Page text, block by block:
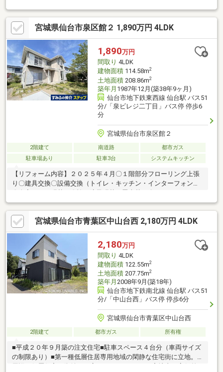
ング・ダイニング・キッチン・洗面室には床暖房有◆約5.3帖の
広々としたキッチンに、収納力豊富なカップボード有◇各居室6.0
帖以上確保◆各居室収納の他、階段下収納や2階に納戸も有り、
収納豊富◇洗面室にサウナ有◆第一種低層住居専用地域の閑静な
住宅街に立地◇駐車縦列2台可能（※車種による制限有）◆南西側
幅員約6.0mの公道に面す◇広々としたお庭には、家庭菜園ができ
るスペースやテラスも有
宮城県仙台市泉区館２ 1,890万円 4LDK
1,890万円
間取り 4LDK
建物面積114.58m2
土地面積208.86m2
築年月 1987年12月(築38年9ヶ月)
仙台市地下鉄東西線 仙台駅 バス51
分/「泉ビレジ二丁目」バス停 停歩6
分
宮城県仙台市泉区館２
2階建て 南道路
都市ガス
駐車場あり
駐車3台 システムキッチン
【リフォーム内容】２０２５年４月〇１階部分フローリング上張
り〇建具交換〇設備交換（トイレ・キッチン・インターフォン）
ング２０２６年７月完了予定〇設備交換（浴室・洗面所）☆南道
路につき日当り良好☆閑静な住宅街☆各居室６帖以上☆ＬＤＫ１
６帖☆主寝室に、約３.０帖のウォークインクロゼット付☆駐車ス
ペース３台分
宮城県仙台市青葉区中山台西 2,180万円 4LDK
2,180万円
間取り 4LDK
建物面積122.55m2
土地面積207.75m2
築年月 2008年9月(築18年)
仙台市地下鉄南北線 仙台駅 バス51
分/「中山台西」バス停 停歩6分
宮城県仙台市青葉区中山台西
2階建て 都市ガス 所有権
■平成２０年９月築の注文住宅■駐車スペース４台分（車両サイズ
の制限あり）■第一種低層住居専用地域の閑静な住宅街に立地。